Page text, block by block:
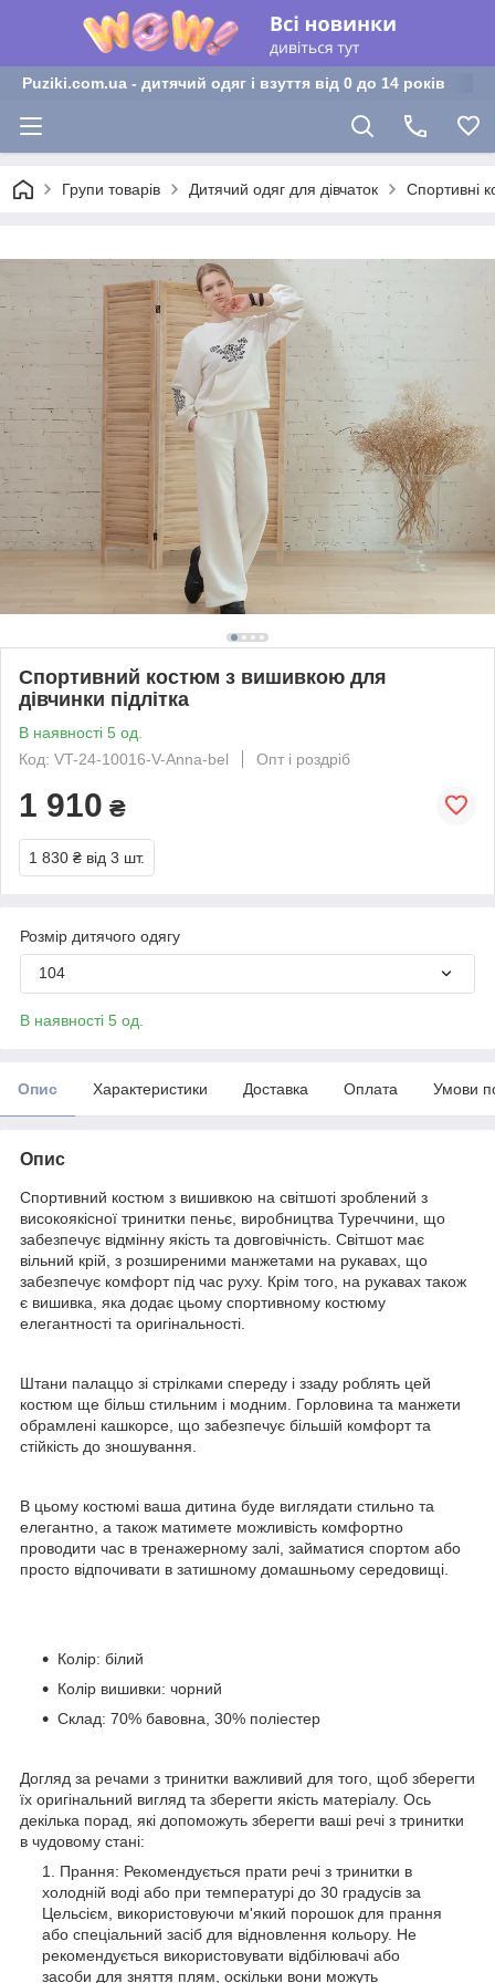
Puziki.com.ua - дитячий одяг і взуття від 0 до 14 років
Групи товарів Дитячий одяг для дівчаток Спортивні
Спортивний костюм з вишивкою для
дівчинки підлітка
В наявності 5 од.
Код: VT-24-10016-V-Аnna-bel
Опт і роздріб
1 910 ₴
1 830 ₴ від 3 шт.
Розмір дитячого одягу
104
В наявності 5 од.
Опис Характеристики Доставка Оплата Умови
Опис
Спортивний костюм з вишивкою на світшоті зроблений з
високоякісної тринитки пеньє, виробництва Туреччини, що
забезпечує відмінну якість та довговічність. Світшот має
вільний крій, з розширеними манжетами на рукавах, що
забезпечує комфорт під час руху. Крім того, на рукавах також
є вишивка, яка додає цьому спортивному костюму
елегантності та оригінальності.
Штани палаццо зі стрілками спереду і ззаду роблять цей
костюм ще більш стильним і модним. Горловина та манжети
обрамлені кашкорсе, що забезпечує більшій комфорт та
стійкість до зношування.
В цьому костюмі ваша дитина буде виглядати стильно та
елегантно, а також матимете можливість комфортно
проводити час в тренажерному залі, займатися спортом або
просто відпочивати в затишному домашньому середовищі.
Колір: білий
Колір вишивки: чорний
Склад: 70% бавовна, 30% поліестер
Догляд за речами з тринитки важливий для того, щоб зберегти
їх оригінальний вигляд та зберегти якість матеріалу. Ось
декілька порад, які допоможуть зберегти ваші речі з тринитки
в чудовому стані:
Прання: Рекомендується прати речі з тринитки в
холодній воді або при температурі до 30 градусів за
Цельсієм, використовуючи м'який порошок для прання
або спеціальний засіб для відновлення кольору. Не
рекомендується використовувати відбілювачі або
засоби для зняття плям, оскільки вони можуть